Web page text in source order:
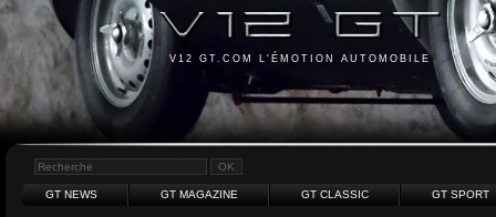
V12 GT.COM L'ÉMOTION AUTOMOBILE
GT NEWS GT MAGAZINE GT CLASSIC GT SPORT